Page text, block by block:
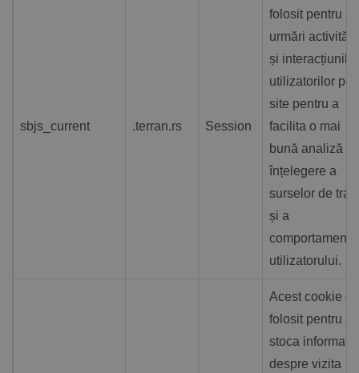
sbjs_current .terran.rs Session
folosit pentru a
urmări
și interacțiunile
utilizatorilor pe
site pentru a
facilita o mai
bună analiză și
înțelegere a
surselor de
și a
utilizatorului.
Acest cookie
folosit pentru a
stoca informații
despre vizita